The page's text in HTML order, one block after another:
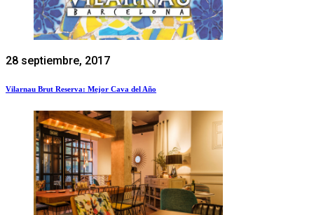
28 septiembre, 2017
Vilarnau Brut Reserva: Mejor Cava del Año